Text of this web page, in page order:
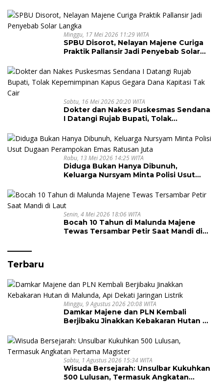
Minggu, 17 Mei 2026 11:29 WITA
SPBU Disorot, Nelayan Majene Curiga
Praktik Pallansir Jadi Penyebab Solar
Sabtu, 16 Mei 2026 20:20 WITA
Dokter dan Nakes Puskesmas Sendana
I Datangi Rujab Bupati, Tolak
Kapitasi Tak Cair
Rabu, 13 Mei 2026 14:25 WITA
Diduga Bukan Hanya Dibunuh,
Keluarga Nursyam Minta Polisi Usut
Juta
Senin, 4 Mei 2026 18:06 WITA
Bocah 10 Tahun di Malunda Majene
Tewas Tersambar Petir Saat Mandi di
Terbaru
Minggu, 9 Agustus 2026 20:08 WITA
Damkar Majene dan PLN Kembali
Berjibaku Jinakkan Kebakaran Hutan di
Sabtu, 1 Agustus 2026 15:34 WITA
Wisuda Bersejarah: Unsulbar Kukuhkan
500 Lulusan, Termasuk Angkatan